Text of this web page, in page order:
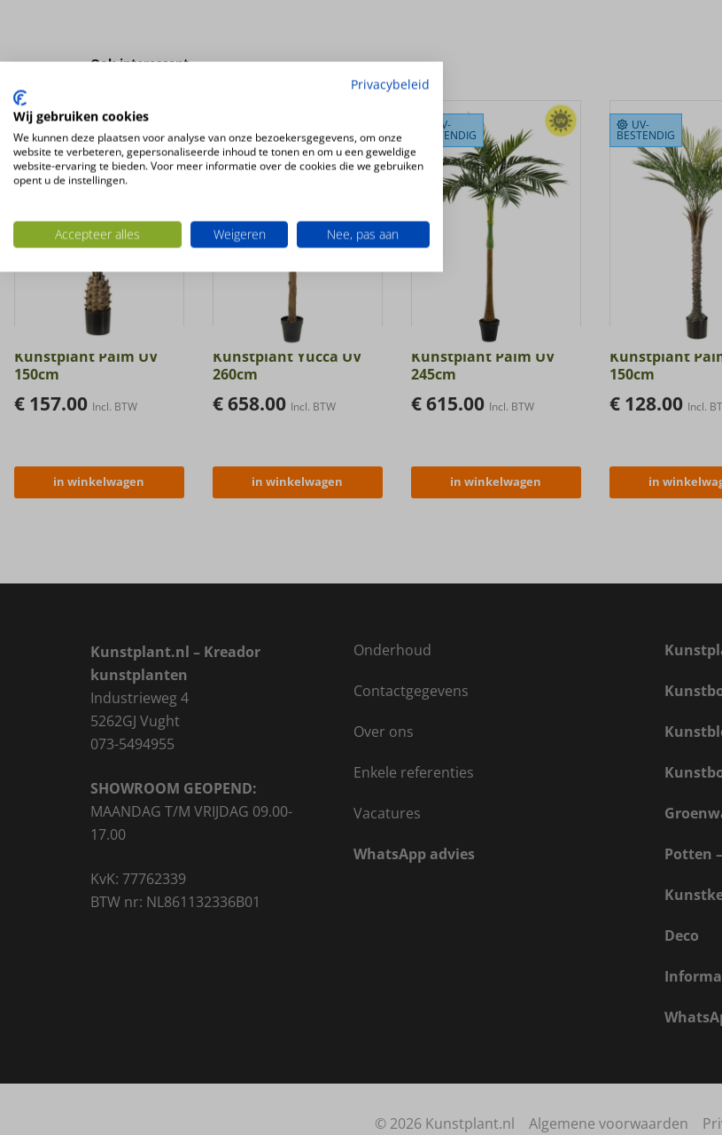
Ook interessant
Kunstplant Palm UV
150cm
€ 157.00 Incl. BTW
in winkelwagen
UV-
BESTENDIG
Kunstplant Yucca UV
260cm
€658.00 Incl. BTW
in winkelwagen
BESTENDIG
Kunstplant Palm UV
245cm
€615.00 Incl. BTW
in winkelwagen
UV-
BESTENDIG
Kunstplant
150cm
€128.00 Incl.
in
UV-
BESTENDIG
Kunstplant.nl – Kreador
kunstplanten
Industrieweg 4
5262GJ Vught
073-5494955
SHOWROOM GEOPEND:
MAANDAG T/M VRIJDAG 09.00-
17.00
KvK: 77762339
BTW nr: NL861132336B01
Onderhoud
Contactgegevens
Over ons
Enkele referenties
Vacatures
WhatsApp advies Potten
Deco
© 2026 Kunstplant.nl Algemene voorwaarden
Privacybeleid
Wij gebruiken cookies
We kunnen deze plaatsen voor analyse van onze bezoekersgegevens, om onze
website te verbeteren, gepersonaliseerde inhoud te tonen en om u een geweldige
website-ervaring te bieden. Voor meer informatie over de cookies die we gebruiken
opent u de instellingen.
Accepteer alles Weigeren Nee, pas aan